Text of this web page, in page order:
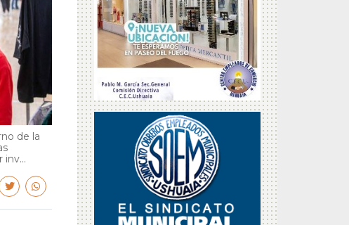
de la
inv...